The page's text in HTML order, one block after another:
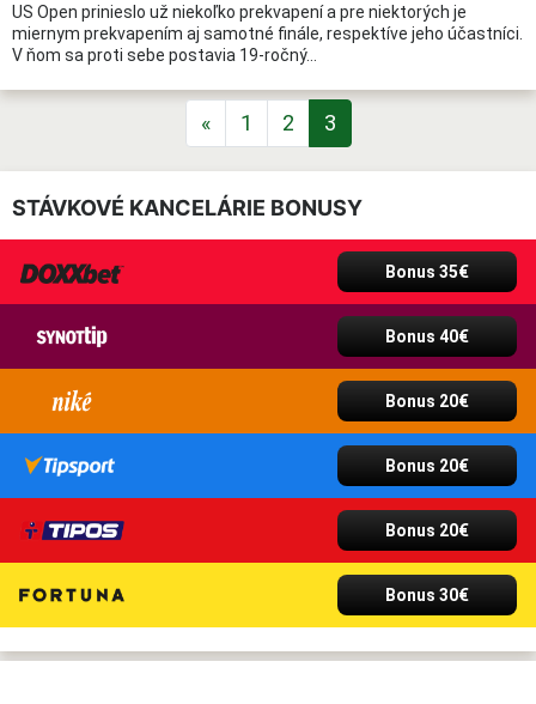
US Open prinieslo už niekoľko prekvapení a pre niektorých je
miernym prekvapením aj samotné finále, respektíve jeho účastníci.
V ňom sa proti sebe postavia 19-ročný…
POSTS NAVIGATION
« 1 2 3
STÁVKOVÉ KANCELÁRIE BONUSY
Bonus 35€
Bonus 40€
Bonus 20€
Bonus 20€
Bonus 20€
Bonus 30€